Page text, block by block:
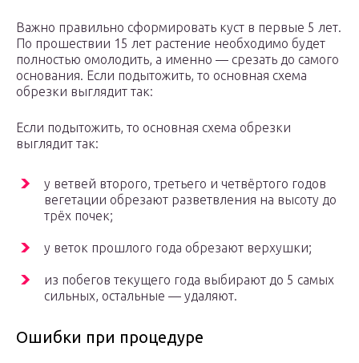
Важно правильно сформировать куст в первые 5 лет.
По прошествии 15 лет растение необходимо будет
полностью омолодить, а именно — срезать до самого
основания. Если подытожить, то основная схема
обрезки выглядит так:
Если подытожить, то основная схема обрезки
выглядит так:
у ветвей второго, третьего и четвёртого годов
вегетации обрезают разветвления на высоту до
трёх почек;
у веток прошлого года обрезают верхушки;
из побегов текущего года выбирают до 5 самых
сильных, остальные — удаляют.
Ошибки при процедуре